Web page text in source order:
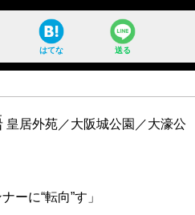
はてな 送る
皇居外苑／大阪城公園／大濠公
ーに“転向”す」